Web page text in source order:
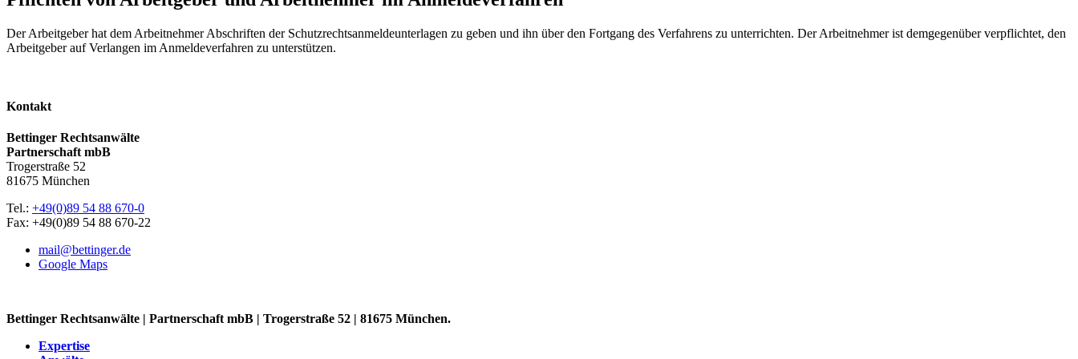
Der Arbeitgeber hat dem Arbeitnehmer Abschriften der Schutzrechtsanmeldeunterlagen zu geben und ihn über den Fortgang des Verfahrens zu unterrichten. Der Arbeitnehmer ist demgegenüber verpflichtet, den
Arbeitgeber auf Verlangen im Anmeldeverfahren zu unterstützen.
Kontakt
Bettinger Rechtsanwälte
Partnerschaft mbB
Trogerstraße 52
81675 München
Tel.: +49(0)89 54 88 670-0
Fax: +49(0)89 54 88 670-22
mail@bettinger.de
Google Maps
Bettinger Rechtsanwälte | Partnerschaft mbB | Trogerstraße 52 | 81675 München.
Expertise